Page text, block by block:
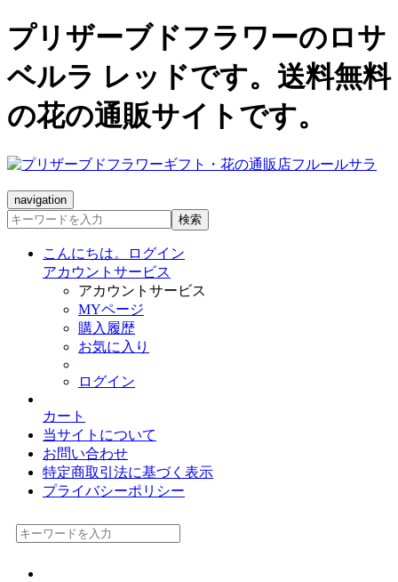
プリザーブドフラワーのロサ
ベルラ レッドです。送料無料
の花の通販サイトです。
navigation
検索
こんにちは。ログイン
アカウントサービス
アカウントサービス
MYページ
購入履歴
お気に入り
ログイン
カート
当サイトについて
お問い合わせ
特定商取引法に基づく表示
プライバシーポリシー